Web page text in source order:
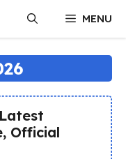
MENU
Official